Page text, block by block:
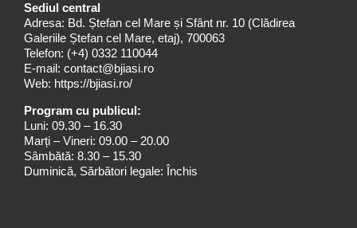
Sediul central
Adresa: Bd. Ștefan cel Mare și Sfânt nr. 10 (Clădirea
Galeriile Ștefan cel Mare, etaj), 700063
Telefon: (+4) 0332 110044
E-mail: contact@bjiasi.ro
Web: https://bjiasi.ro/
Program cu publicul:
Luni: 09.30 – 16.30
Marți – Vineri: 09.00 – 20.00
Sâmbătă: 8.30 – 15.30
Duminică, Sărbători legale: Închis